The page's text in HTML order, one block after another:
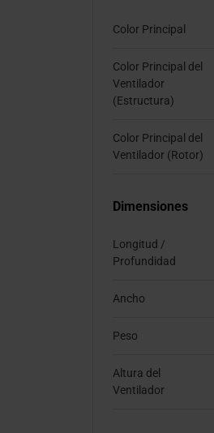
Color Principal
Color Principal del
Ventilador
(Estructura)
Color Principal del
Ventilador (Rotor)
Dimensiones
Longitud /
Profundidad
Ancho
Peso
Altura del
Ventilador